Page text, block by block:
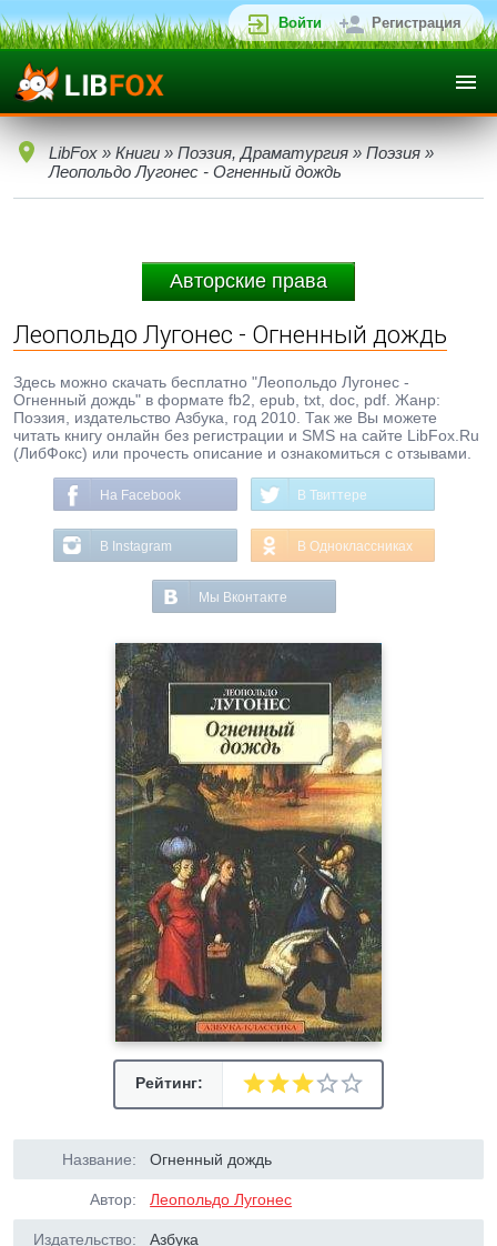
Войти Регистрация
LibFox » Книги » Поэзия, Драматургия » Поэзия »
Леопольдо Лугонес - Огненный дождь
Авторские права
Леопольдо Лугонес - Огненный дождь
Здесь можно скачать бесплатно "Леопольдо Лугонес -
Огненный дождь" в формате fb2, epub, txt, doc, pdf. Жанр:
Поэзия, издательство Азбука, год 2010. Так же Вы можете
читать книгу онлайн без регистрации и SMS на сайте LibFox.Ru
(ЛибФокс) или прочесть описание и ознакомиться с отзывами.
На Facebook В Твиттере
В Instagram В Одноклассниках
Мы Вконтакте
Рейтинг:
Название: Огненный дождь
Автор: Леопольдо Лугонес
Издательство: Азбука